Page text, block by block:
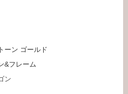
ーン ゴールド
&フレーム
ン